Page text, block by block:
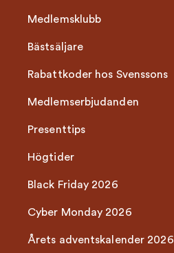
Medlemsklubb
Bästsäljare
Rabattkoder hos Svenssons
Medlemserbjudanden
Presenttips
Högtider
Black Friday 2026
Cyber Monday 2026
Årets adventskalender 2026